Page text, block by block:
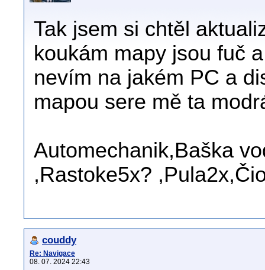
Tak jsem si chtěl
koukám mapy jsou fuč
nevím na jakém PC a
mapou sere mě ta
Automechanik,Baška
,Rastoke5x?
couddy
Re: Navigace
08. 07. 2024 22:43